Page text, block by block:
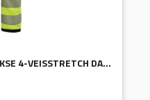
BLÅKLÄDER 7197 VARSELBUKSE 4-VEISSTRETCH DAME